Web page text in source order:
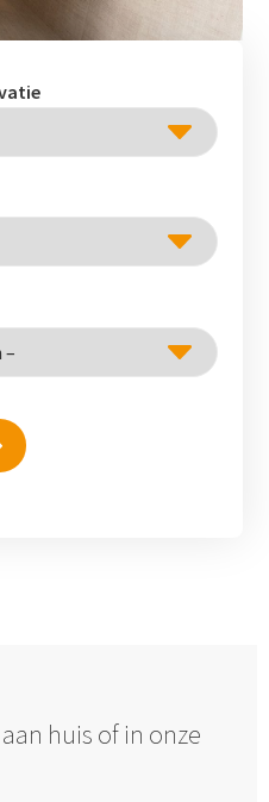
aan huis of in onze